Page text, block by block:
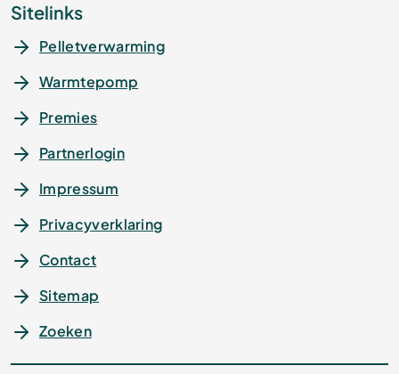
Sitelinks
Pelletverwarming
Warmtepomp
Premies
Partnerlogin
Impressum
Privacyverklaring
Contact
Sitemap
Zoeken